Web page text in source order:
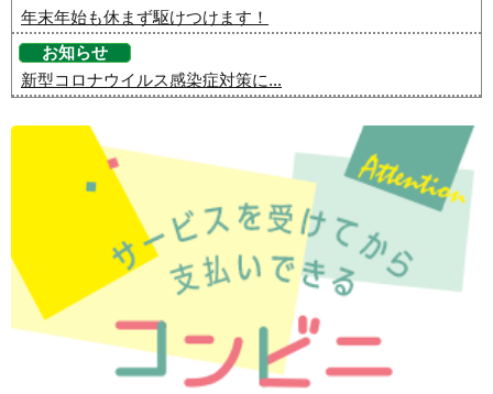
年末年始も休まず駆けつけます！
お知らせ
新型コロナウイルス感染症対策に...